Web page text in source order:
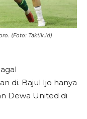
(Foto: Taktik.id)
di. Bajul Ijo hanya
Dewa United di